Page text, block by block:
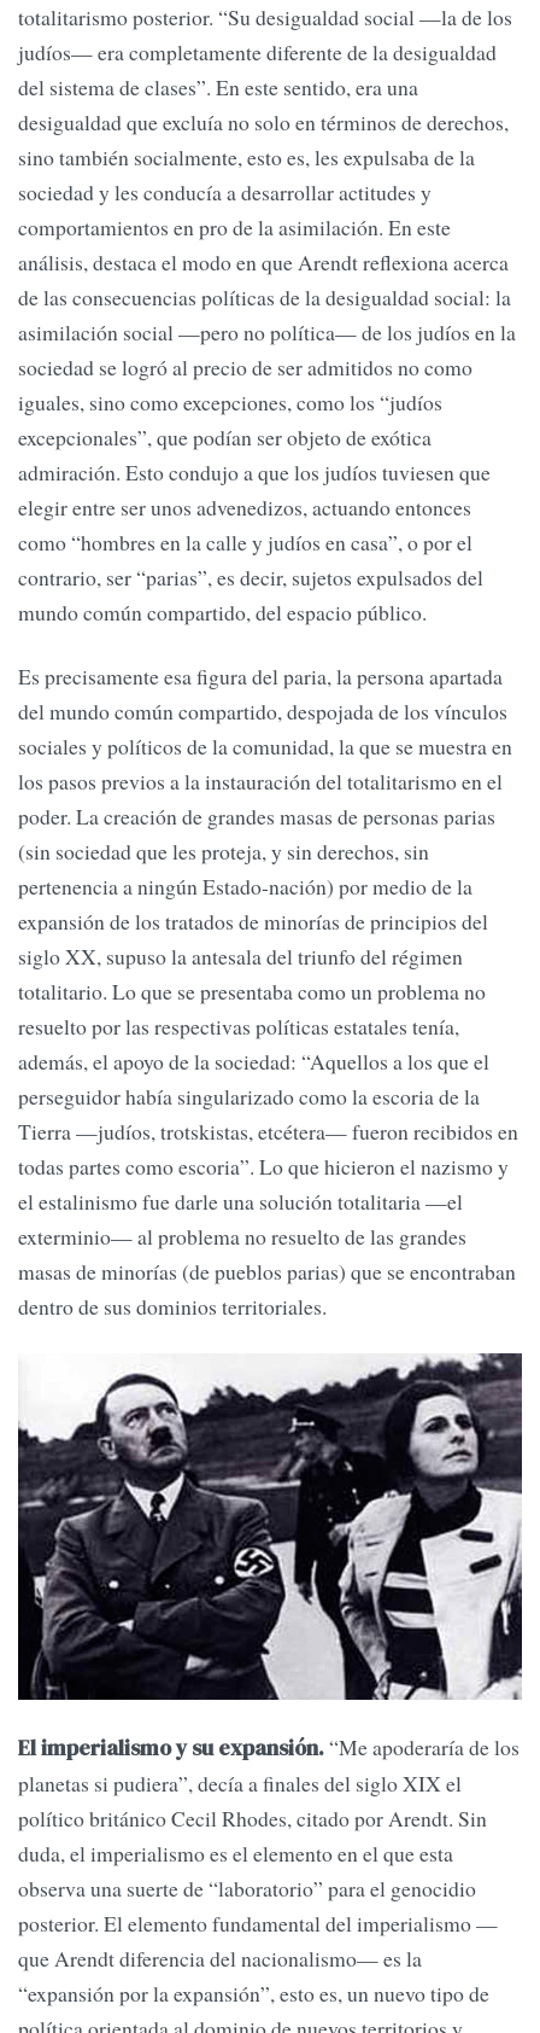
totalitarismo posterior. “Su desigualdad social —la de los
judíos— era completamente diferente de la desigualdad
del sistema de clases”. En este sentido, era una
desigualdad que excluía no solo en términos de derechos,
sino también socialmente, esto es, les expulsaba de la
sociedad y les conducía a desarrollar actitudes y
comportamientos en pro de la asimilación. En este
análisis, destaca el modo en que Arendt reflexiona acerca
de las consecuencias políticas de la desigualdad social: la
asimilación social —pero no política— de los judíos en la
sociedad se logró al precio de ser admitidos no como
iguales, sino como excepciones, como los “judíos
excepcionales”, que podían ser objeto de exótica
admiración. Esto condujo a que los judíos tuviesen que
elegir entre ser unos advenedizos, actuando entonces
como “hombres en la calle y judíos en casa”, o por el
contrario, ser “parias”, es decir, sujetos expulsados del
mundo común compartido, del espacio público.
Es precisamente esa figura del paria, la persona apartada
del mundo común compartido, despojada de los vínculos
sociales y políticos de la comunidad, la que se muestra en
los pasos previos a la instauración del totalitarismo en el
poder. La creación de grandes masas de personas parias
(sin sociedad que les proteja, y sin derechos, sin
pertenencia a ningún Estado-nación) por medio de la
expansión de los tratados de minorías de principios del
siglo XX, supuso la antesala del triunfo del régimen
totalitario. Lo que se presentaba como un problema no
resuelto por las respectivas políticas estatales tenía,
además, el apoyo de la sociedad: “Aquellos a los que el
perseguidor había singularizado como la escoria de la
Tierra —judíos, trotskistas, etcétera— fueron recibidos en
todas partes como escoria”. Lo que hicieron el nazismo y
el estalinismo fue darle una solución totalitaria —el
exterminio— al problema no resuelto de las grandes
masas de minorías (de pueblos parias) que se encontraban
dentro de sus dominios territoriales.
El imperialismo y su expansión.“Me apoderaría de los
planetas si pudiera”, decía a finales del siglo XIX el
político británico Cecil Rhodes, citado por Arendt. Sin
duda, el imperialismo es el elemento en el que esta
observa una suerte de “laboratorio” para el genocidio
posterior. El elemento fundamental del imperialismo —
que Arendt diferencia del nacionalismo— es la
“expansión por la expansión”, esto es, un nuevo tipo de